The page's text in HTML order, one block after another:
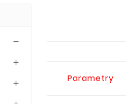


 Parametry